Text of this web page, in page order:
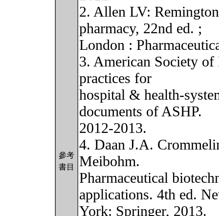
參考
書目
2. Allen LV:
pharmacy, 22nd ed. ;
London :
3. American Society of
practices for
hospital & health-
documents of ASHP.
2012-2013.
4. Daan J.A.
Meibohm.
Pharmaceutical
applications. 4th ed.
York: Springer, 2013.